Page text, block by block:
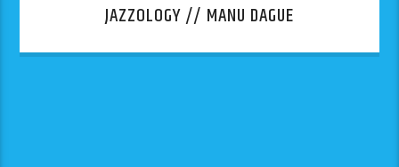
JAZZOLOGY // MANU DAGUE